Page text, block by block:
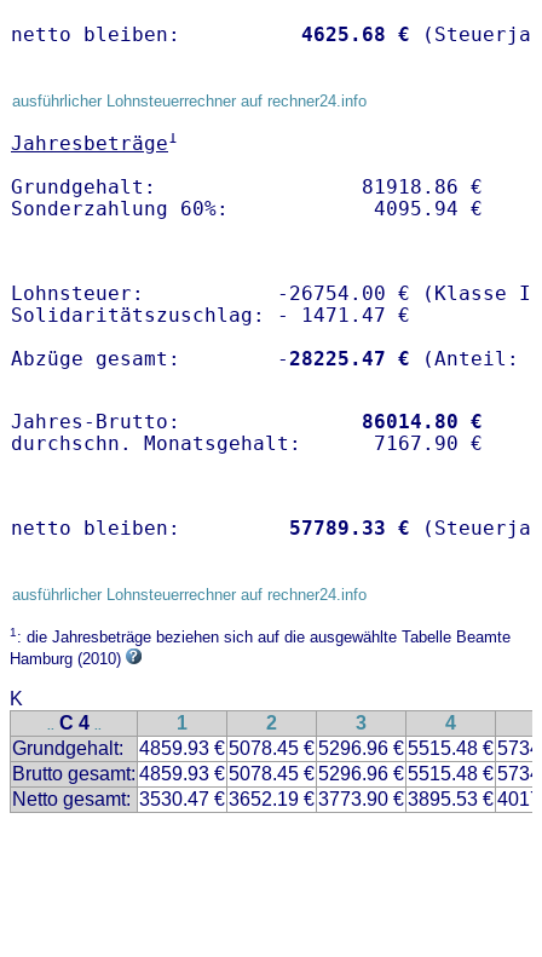
netto bleiben: 4625.68 €
ausführlicher Lohnsteuerrechner auf rechner24.info
Jahresbeträge1
Grundgehalt:                 81918.86 €
Lohnsteuer:           -26754.00 € (Klasse I)
Solidaritätszuschlag: - 1471.47 €
Abzüge gesamt:        -28225.47 €
Jahres-Brutto: 86014.80 €
netto bleiben: 57789.33 €
ausführlicher Lohnsteuerrechner auf rechner24.info
1: die Jahresbeträge beziehen sich auf die ausgewählte Tabelle Beamte
Hamburg (2010)
K
.. C 4 .. 1 2 3 4
Grundgehalt:
4859.93 €5078.45 €5296.96 €5515.48 €
Brutto gesamt: 4859.93 €5078.45 €5296.96 €5515.48 €
Netto gesamt: 3530.47 €3652.19 €3773.90 €3895.53 €